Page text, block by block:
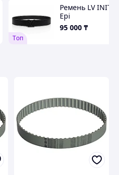
Tоп
Ремень LV
Epi
95 000 ₸